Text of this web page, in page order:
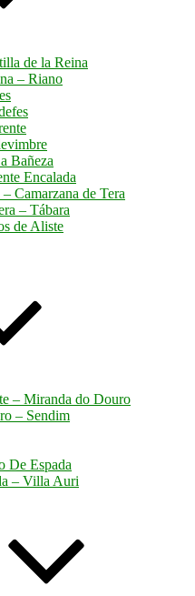
de la Reina
– Riano
Bañeza
Encalada
Camarzana de Tera
– Tábara
de Aliste
– Miranda do Douro
– Sendim
De Espada
– Villa Auri